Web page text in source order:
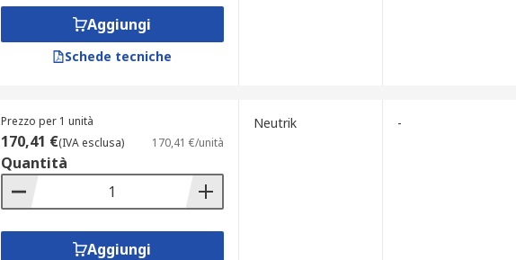
Aggiungi
Schede tecniche
Prezzo per 1 unità
170,41 €(IVA esclusa) 170,41 €/unità
Quantità
Aggiungi
Neutrik -